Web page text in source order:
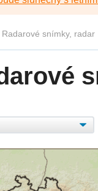
Radarové snímky, radar